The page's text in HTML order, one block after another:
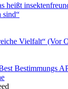
heißt
sind“
Vielfalt“ (Vor
Bestimmungs